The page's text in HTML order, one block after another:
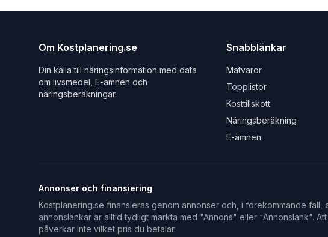
Om Kostplanering.se
Din källa till näringsinformation med data
om livsmedel, E-ämnen och
näringsberäkningar.
Snabblänkar
Matvaror
Topplistor
Kosttillskott
Näringsberäkning
E-ämnen
Annonser och finansiering
Kostplanering.se finansieras genom annonser och, i förekommande fall,
annonslänkar är alltid tydligt märkta med "Annons" eller "Annonslänk".
påverkar inte vilket pris du betalar.